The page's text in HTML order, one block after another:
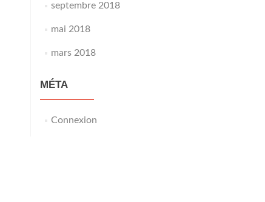
septembre 2018
mai 2018
mars 2018
MÉTA
Connexion